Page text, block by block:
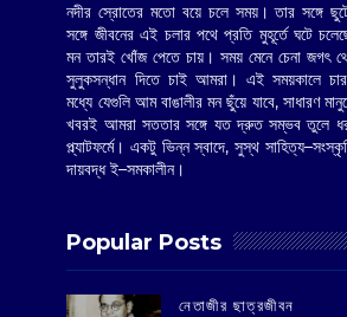
নদীর স্রোতের মতো বয়ে চলে সময়। তার সঙ্গে
সঙ্গে জীবনের এই চলার পথে প্রতি মুহূর্তে ঘটে
মন তারই খোঁজ পেতে চায়। সময় মেনে চেনা জগৎ
সুলুকসন্ধান দিতে চাই আমরা। এই সময়কালে
মধ্যে যেগুলি আম বাঙালীর মন ছুঁয়ে যাবে, সাধারণ
খবরই আমরা সততার সঙ্গে যত দ্রুত সম্ভব তুলে
প্ল্যাটফর্মে। একটু ভিন্ন স্বাদে, সুস্থ
দায়বদ্ধ ই–সমকালীন।
Popular Posts
‌নেতাজীর ছাত্রজীবন